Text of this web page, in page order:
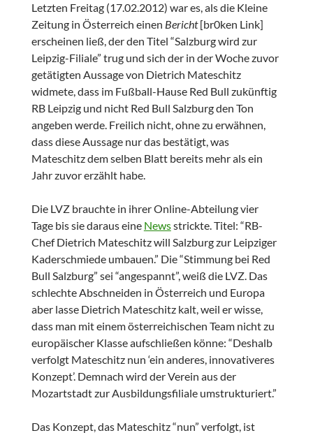
Letzten Freitag (17.02.2012) war es, als die Kleine
Zeitung in Österreich einen Bericht[br0ken Link]
erscheinen ließ, der den Titel “Salzburg wird zur
Leipzig-Filiale” trug und sich der in der Woche zuvor
getätigten Aussage von Dietrich Mateschitz
widmete, dass im Fußball-Hause Red Bull zukünftig
RB Leipzig und nicht Red Bull Salzburg den Ton
angeben werde. Freilich nicht, ohne zu erwähnen,
dass diese Aussage nur das bestätigt, was
Mateschitz dem selben Blatt bereits mehr als ein
Jahr zuvor erzählt habe.
Die LVZ brauchte in ihrer Online-Abteilung vier
Tage bis sie daraus eine Newsstrickte. Titel: “RB-
Chef Dietrich Mateschitz will Salzburg zur Leipziger
Kaderschmiede umbauen.” Die “Stimmung bei Red
Bull Salzburg” sei “angespannt”, weiß die LVZ. Das
schlechte Abschneiden in Österreich und Europa
aber lasse Dietrich Mateschitz kalt, weil er wisse,
dass man mit einem österreichischen Team nicht zu
europäischer Klasse aufschließen könne: “Deshalb
verfolgt Mateschitz nun ‘ein anderes, innovativeres
Konzept’. Demnach wird der Verein aus der
Mozartstadt zur Ausbildungsfiliale umstrukturiert.”
Das Konzept, das Mateschitz “nun” verfolgt, ist